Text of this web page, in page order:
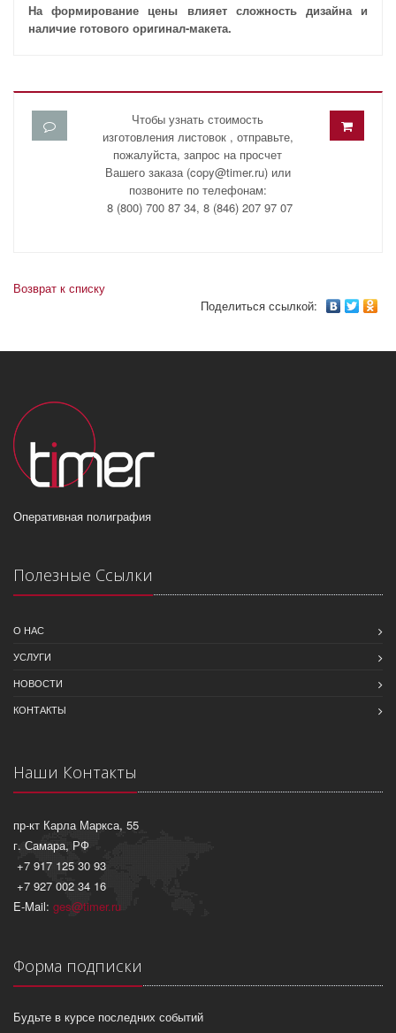
На формирование цены влияет сложность дизайна и
наличие готового оригинал-макета.
Чтобы узнать стоимость
изготовления листовок , отправьте,
пожалуйста, запрос на просчет
Вашего заказа (copy@timer.ru) или
позвоните по телефонам:
8 (800) 700 87 34, 8 (846) 207 97 07
Возврат к списку
Поделиться ссылкой:
Оперативная полиграфия
Полезные Ссылки
О НАС
УСЛУГИ
НОВОСТИ
КОНТАКТЫ
Наши Контакты
пр-кт Карла Маркса, 55
г. Самара, РФ
+7 917 125 30 93
+7 927 002 34 16
E-Mail: ges@timer.ru
Форма подписки
Будьте в курсе последних событий